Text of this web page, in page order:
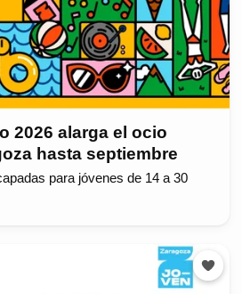
2026 alarga el ocio
hasta septiembre
para jóvenes de 14 a 30